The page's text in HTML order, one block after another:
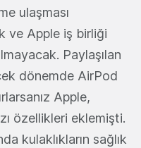
ulaşması
ve Apple iş birliği
Paylaşılan
dönemde AirPod
Apple,
özellikleri eklemişti.
kulaklıkların sağlık